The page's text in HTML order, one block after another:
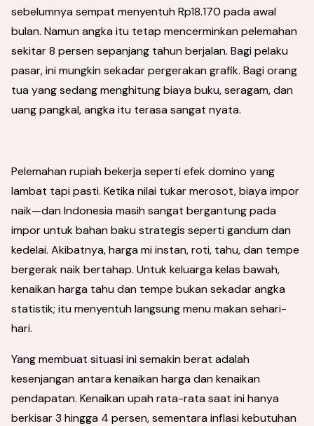
sebelumnya sempat menyentuh Rp18.170 pada awal
bulan. Namun angka itu tetap mencerminkan pelemahan
sekitar 8 persen sepanjang tahun berjalan. Bagi pelaku
pasar, ini mungkin sekadar pergerakan grafik. Bagi orang
tua yang sedang menghitung biaya buku, seragam, dan
uang pangkal, angka itu terasa sangat nyata.
Pelemahan rupiah bekerja seperti efek domino yang
lambat tapi pasti. Ketika nilai tukar merosot, biaya impor
naik—dan Indonesia masih sangat bergantung pada
impor untuk bahan baku strategis seperti gandum dan
kedelai. Akibatnya, harga mi instan, roti, tahu, dan tempe
bergerak naik bertahap. Untuk keluarga kelas bawah,
kenaikan harga tahu dan tempe bukan sekadar angka
statistik; itu menyentuh langsung menu makan sehari-
hari.
Yang membuat situasi ini semakin berat adalah
kesenjangan antara kenaikan harga dan kenaikan
pendapatan. Kenaikan upah rata-rata saat ini hanya
berkisar 3 hingga 4 persen, sementara inflasi kebutuhan